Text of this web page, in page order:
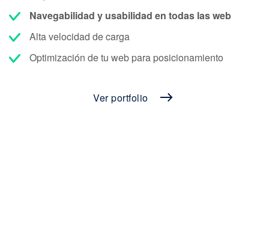
Navegabilidad y usabilidad en todas las web
Alta velocidad de carga
Optimización de tu web para posicionamiento
Ver portfolio